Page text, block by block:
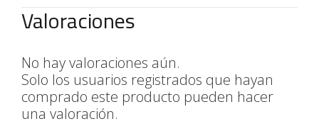
Valoraciones
No hay valoraciones aún.
Solo los usuarios registrados que hayan
comprado este producto pueden hacer
una valoración.